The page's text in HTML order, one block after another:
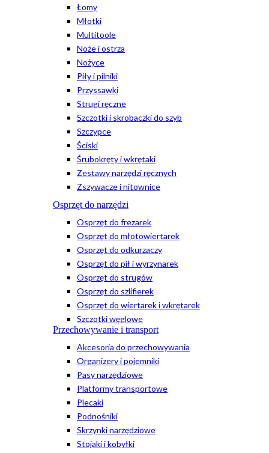
Łomy
Młotki
Multitoole
Noże i ostrza
Nożyce
Piły i pilniki
Przyssawki
Strugi ręczne
Szczotki i skrobaczki do szyb
Szczypce
Ściski
Śrubokręty i wkrętaki
Zestawy narzędzi ręcznych
Zszywacze i nitownice
Osprzęt do narzędzi
Osprzęt do frezarek
Osprzęt do młotowiertarek
Osprzęt do odkurzaczy
Osprzęt do pił i wyrzynarek
Osprzęt do strugów
Osprzęt do szlifierek
Osprzęt do wiertarek i wkrętarek
Szczotki węglowe
Przechowywanie i transport
Akcesoria do przechowywania
Organizery i pojemniki
Pasy narzędziowe
Platformy transportowe
Plecaki
Podnośniki
Skrzynki narzędziowe
Stojaki i kobyłki